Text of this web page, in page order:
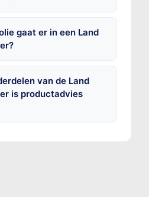
gaat er in een Land
van de Land
is productadvies